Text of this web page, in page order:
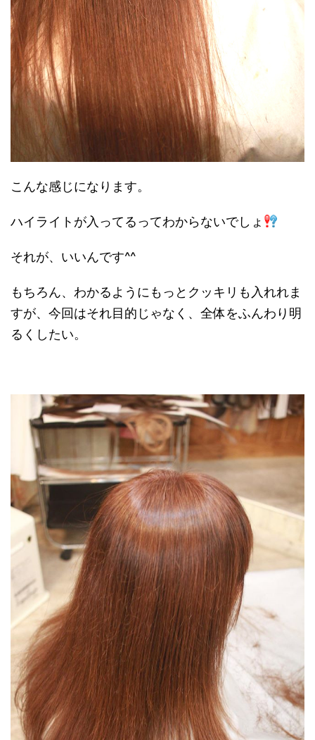
こんな感じになります。
ハイライトが入ってるってわからないでしょ
それが、いいんです^^
もちろん、わかるようにもっとクッキリも入れれま
すが、今回はそれ目的じゃなく、全体をふんわり明
るくしたい。